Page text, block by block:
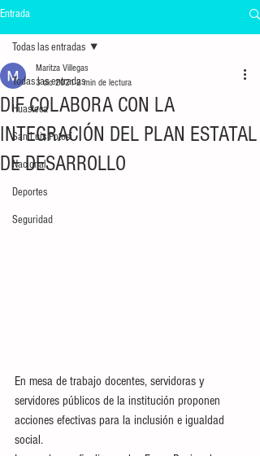
Entrada
Todas las entradas
Huasteca
San Luis Potosí
Nacional
Deportes
Seguridad
Todas las entradas
DIF COLABORA CON LA
INTEGRACIÓN DEL PLAN ESTATAL
DE DESARROLLO
Maritza Villegas
3 dic 20212 min de lectura
En mesa de trabajo docentes, servidoras y
servidores públicos de la institución proponen
acciones efectivas para la inclusión e igualdad
social.